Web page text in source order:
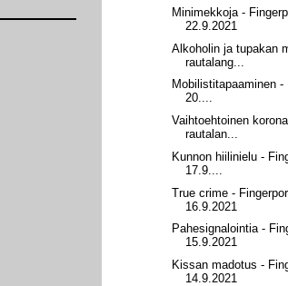
Minimekkoja -
22.9.2021
Alkoholin ja tupakan
rautalang...
Mobilistitapaaminen
20....
Vaihtoehtoinen
rautalan...
Kunnon hiilinielu -
17.9....
True crime -
16.9.2021
Pahesignalointia -
15.9.2021
Kissan madotus -
14.9.2021